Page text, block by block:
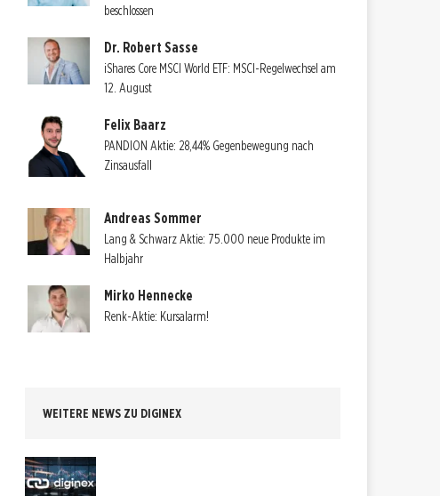
beschlossen
Dr. Robert Sasse
iShares Core MSCI World ETF: MSCI-Regelwechsel am
12. August
Felix Baarz
PANDION Aktie: 28,44% Gegenbewegung nach
Zinsausfall
Andreas Sommer
Lang & Schwarz Aktie: 75.000 neue Produkte im
Halbjahr
Mirko Hennecke
Renk-Aktie: Kursalarm!
WEITERE NEWS ZU DIGINEX